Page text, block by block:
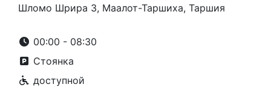
Шломо Шрира 3, Маалот-Таршиха, Таршия
00:00 - 08:30
Стоянка
доступной